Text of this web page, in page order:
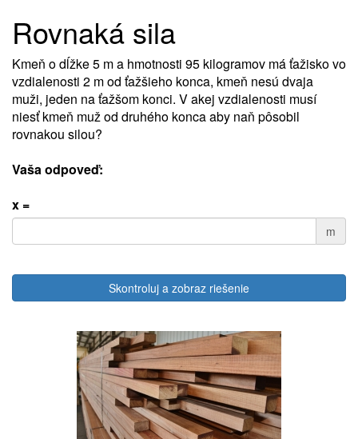
Rovnaká sila
Kmeň o dĺžke 5 m a hmotnosti 95 kilogramov má ťažisko vo
vzdialenosti 2 m od ťažšieho konca, kmeň nesú dvaja
muži, jeden na ťažšom konci. V akej vzdialenosti musí
niesť kmeň muž od druhého konca aby naň pôsobil
rovnakou silou?
Vaša odpoveď:
x =
m
Skontroluj a zobraz riešenie